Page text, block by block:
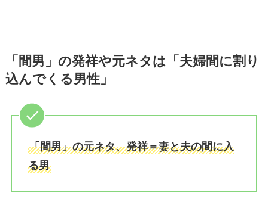
「間男」の発祥や元ネタは「夫婦間に割り
込んでくる男性」
「間男」の元ネタ、発祥＝妻と夫の間に入
る男